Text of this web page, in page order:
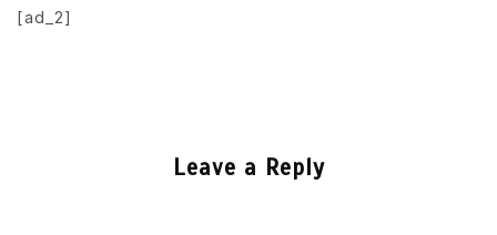
[ad_2]
Leave a Reply